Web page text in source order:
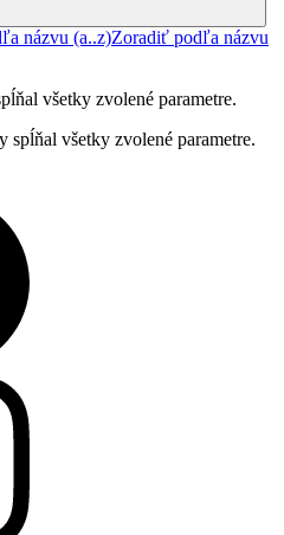
názvu (a..z)Zoradiť podľa názvu
všetky zvolené parametre.